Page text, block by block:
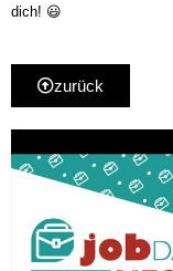
dich! 😃
zurück